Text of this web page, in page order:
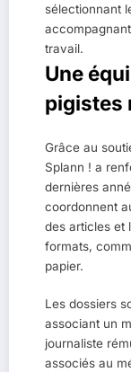
sélectionnant
travail.
Une
pigistes
Grâce au
Splann ! a
dernières
coordonnent
des articles et
formats,
papier.
Les dossiers
associant un
journaliste
associés au